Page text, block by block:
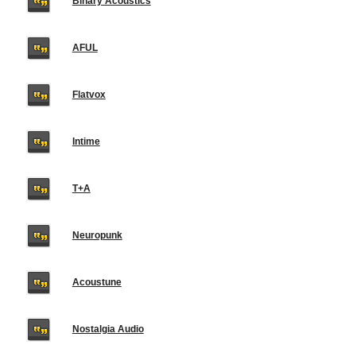
AFUL
Flatvox
Intime
T+A
Neuropunk
Acoustune
Nostalgia Audio